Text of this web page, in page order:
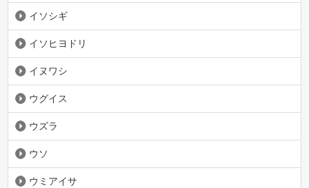
イソシギ
イソヒヨドリ
イヌワシ
ウグイス
ウズラ
ウソ
ウミアイサ